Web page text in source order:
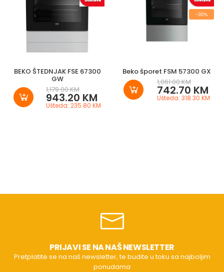
BEKO ŠTEDNJAK FSE 67300
GW
1,179.00 KM
943.20 KM
Ušteda: 235.80 KM
-30%
Beko šporet FSM 57300 GX
1,061.00 KM
742.70 KM
Ušteda: 318.30 KM
PRIJAVI SE NA NAŠ NEWSLETTER
Pretplatite se na naš newsletter, te budite u toku sa najboljim
ponudama